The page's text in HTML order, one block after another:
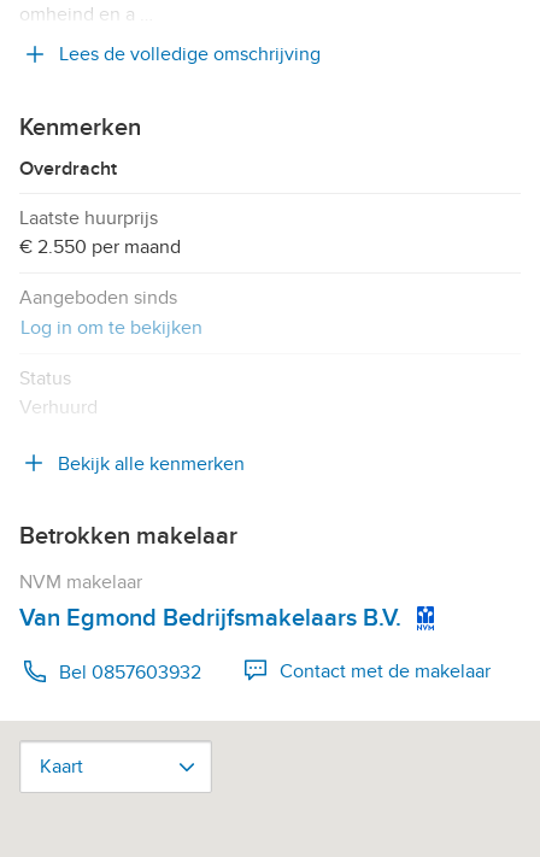
omheind en a …
Lees de volledige omschrijving
Kenmerken
Overdracht
Laatste huurprijs
€ 2.550 per maand
Aangeboden sinds
Log in om te bekijken
Status
Verhuurd
Bekijk alle kenmerken
Betrokken makelaar
NVM makelaar
Van Egmond Bedrijfsmakelaars B.V.
Bel 0857603932 Contact met de makelaar
Kaart
Kaart